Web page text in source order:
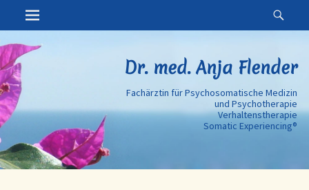
Zum
Inhalt:
Erstes Menü
Dr. med. Anja Flender
Fachärztin für Psychosomatische Medizin
und Psychotherapie
Verhaltenstherapie
Somatic Experiencing®